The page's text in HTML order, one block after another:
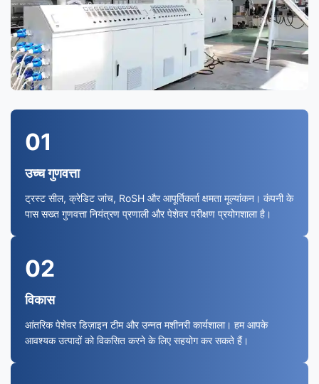
01
उच्च गुणवत्ता
ट्रस्ट सील, क्रेडिट जांच, RoSH और आपूर्तिकर्ता क्षमता मूल्यांकन। कंपनी के
पास सख्त गुणवत्ता नियंत्रण प्रणाली और पेशेवर परीक्षण प्रयोगशाला है।
02
विकास
आंतरिक पेशेवर डिज़ाइन टीम और उन्नत मशीनरी कार्यशाला। हम आपके
आवश्यक उत्पादों को विकसित करने के लिए सहयोग कर सकते हैं।